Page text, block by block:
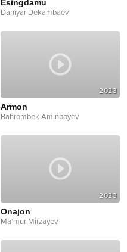
Esingdamu
Daniyar Dekambaev
2023
Armon
Bahrombek Aminboyev
2023
Onajon
Ma'mur Mirzayev